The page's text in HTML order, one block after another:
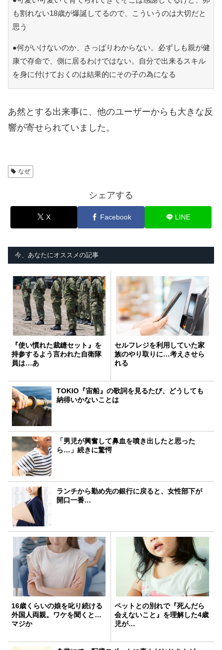
も割れない18歳が爆誕してるので、こういうのは大切だと
思う
●何がいけないのか、さっぱりわからない。必ずしも親が健
康で存命で、側に居るわけではない。自分で出来るスキル
を身に付けておくのは結果的にその子の為になる
あ然とする出来事に、他のユーザーからも大きな反
響が寄せられていました。
なぜ
シェアする
X Facebook LINE
今、あなたにオススメの記事
『使い慣れた裁縫セット』を
持参するよう言われた自衛隊
員は…あ
セルフレジを利用していた家
族のやり取りに…考えさせら
れる
TOKIO『宙船』の歌詞を見るたび、どうしても
納得いかないことは
「男児が興奮して鼻血を噴き出したと思った
ら…」続きに驚愕
ランチから勤め先の銀行に戻ると、女性部下が
開口一番…
16歳くらいの娘を叱り続ける
外国人両親。ワケを聞くと…
マジか
ペットとの別れで『死んだら
会えないこと』を理解した4歳
児が…